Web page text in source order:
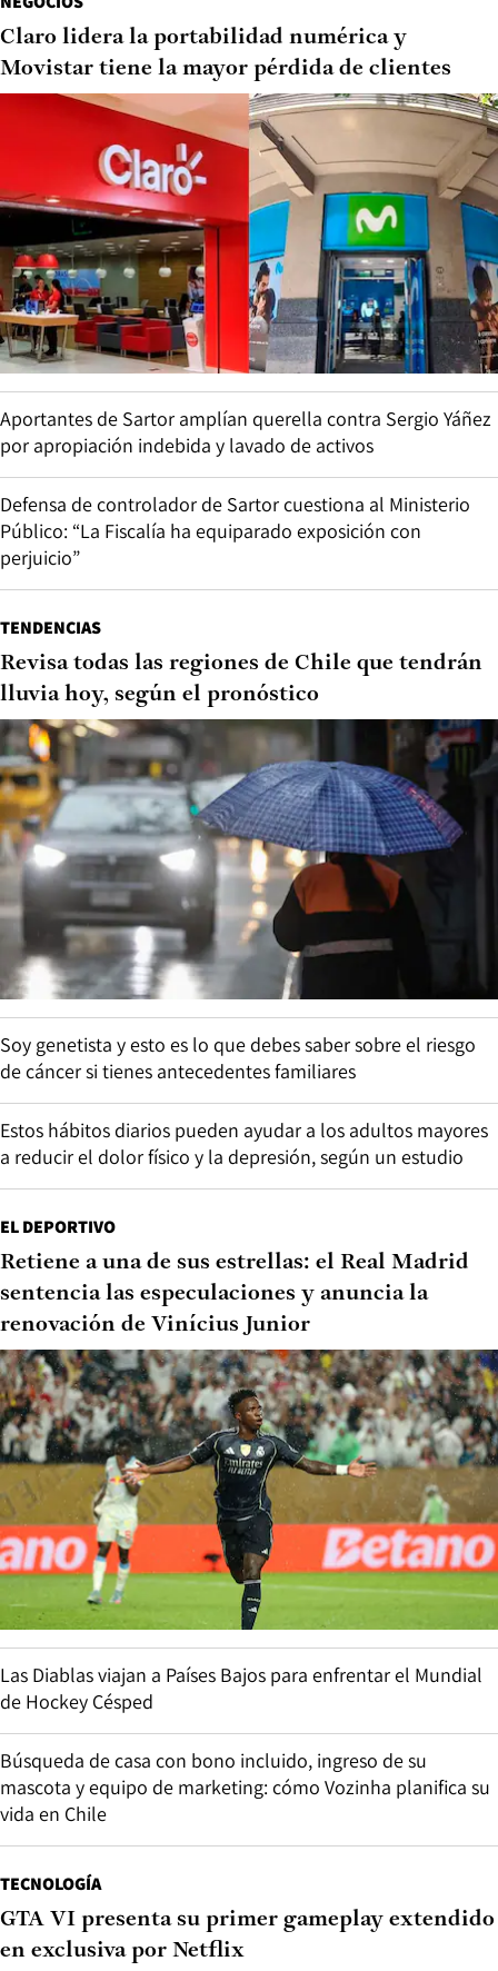
Claro lidera la portabilidad numérica y
Movistar tiene la mayor pérdida de clientes
Aportantes de Sartor amplían querella contra Sergio Yáñez
por apropiación indebida y lavado de activos
Defensa de controlador de Sartor cuestiona al Ministerio
Público: “La Fiscalía ha equiparado exposición con
perjuicio”
TENDENCIAS
Revisa todas las regiones de Chile que tendrán
lluvia hoy, según el pronóstico
Soy genetista y esto es lo que debes saber sobre el riesgo
de cáncer si tienes antecedentes familiares
Estos hábitos diarios pueden ayudar a los adultos mayores
a reducir el dolor físico y la depresión, según un estudio
EL DEPORTIVO
Retiene a una de sus estrellas: el Real Madrid
sentencia las especulaciones y anuncia la
renovación de Vinícius Junior
Las Diablas viajan a Países Bajos para enfrentar el Mundial
de Hockey Césped
Búsqueda de casa con bono incluido, ingreso de su
mascota y equipo de marketing: cómo Vozinha planifica su
vida en Chile
TECNOLOGÍA
GTA VI presenta su primer gameplay extendido
en exclusiva por Netflix